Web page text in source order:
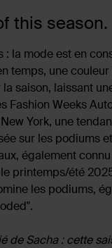
this season.
: la mode est en
temps, une
saison, laissant
Fashion Weeks
York, une
sur les podiums
également
le printemps/été
les podiums,
de Sacha : cette